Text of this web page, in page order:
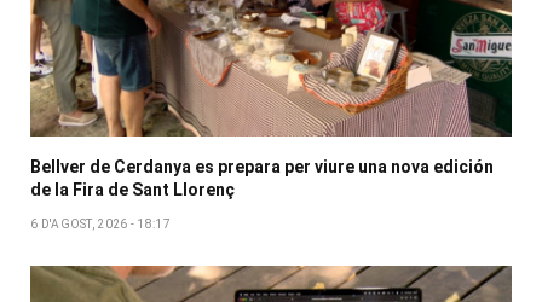
Bellver de Cerdanya es prepara per viure una nova edición
de la Fira de Sant Llorenç
6 D'AGOST, 2026 - 18:17